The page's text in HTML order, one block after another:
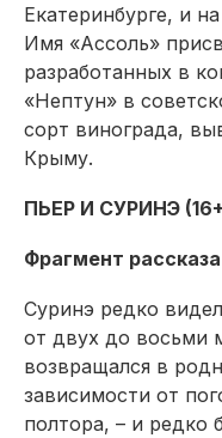
Екатеринбурге, и
Имя «Ассоль»
разработанных в
«Нептун» в
сорт винограда,
Крыму.
ПЬЕР И СУРИНЭ
Фрагмент рассказа
Суринэ редко
от двух до восьми
возвращался в
зависимости от
полтора, – и редко